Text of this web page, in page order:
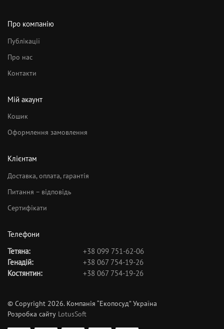
Про компанію
Публікації
Про нас
Контакти
Мій акаунт
Кошик
Оформлення замовлення
Клієнтам
Доставка, оплата, гарантія
Питання – відповідь
Сертифікати
Телефони
Тетяна:
+38 099 751-62-06
Генадій:
+38 067 754-19-26
Костянтин:
+38 067 754-19-26
© Copyright 2026. Компанія “Екопосуд” Україна
Розробка сайту LotusSoft